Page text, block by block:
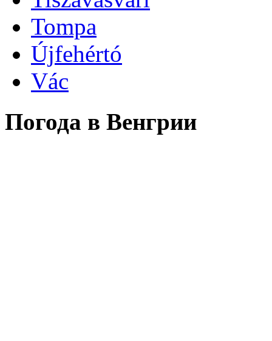
Tompa
Újfehértó
Vác
Погода в Венгрии